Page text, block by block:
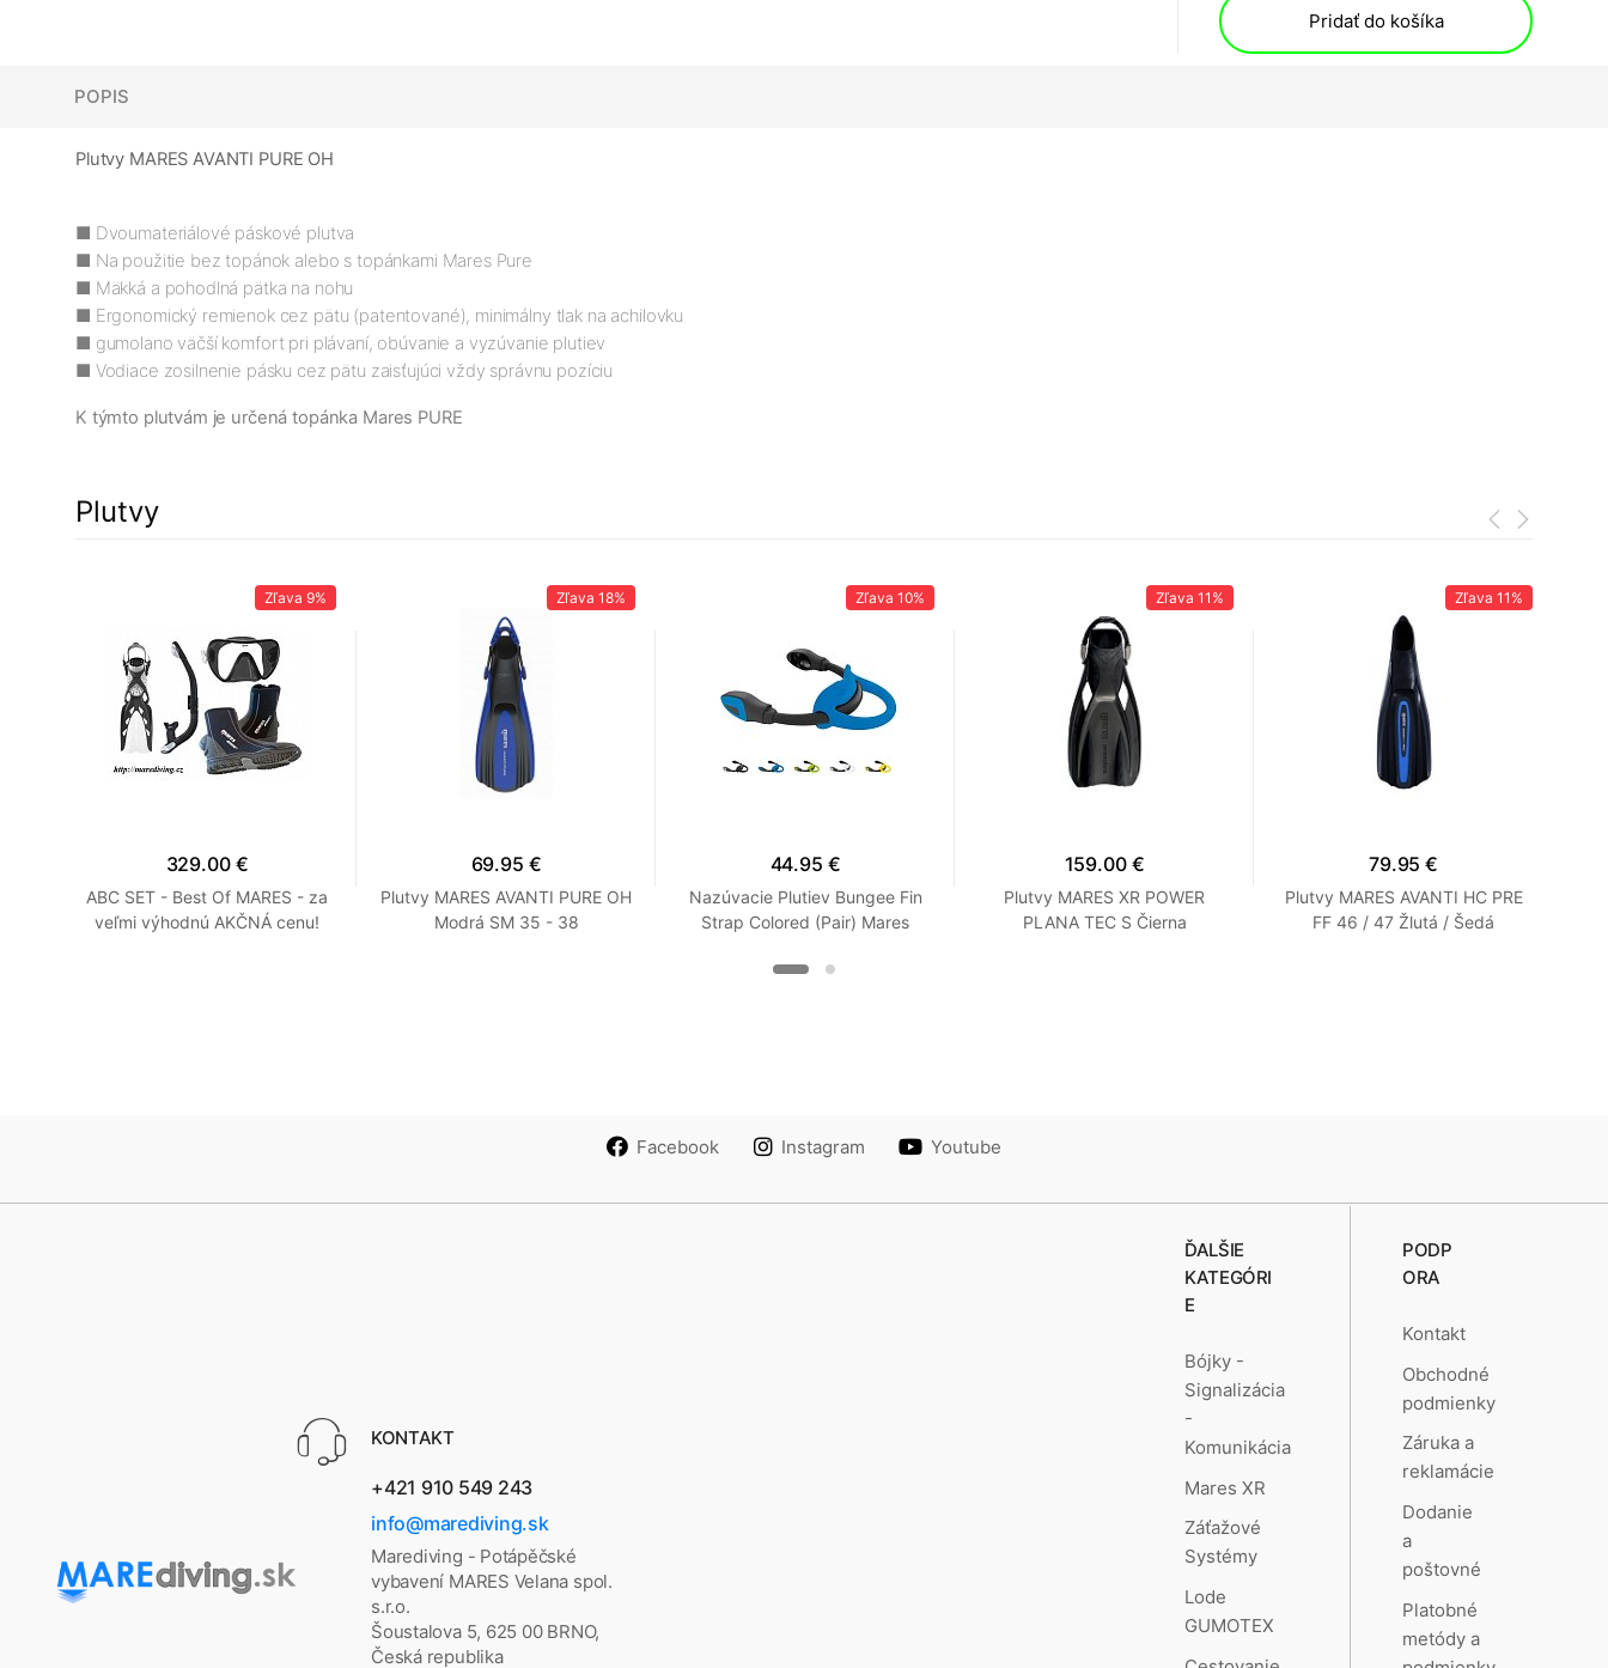
Pridať do košíka
POPIS
Plutvy MARES AVANTI PURE OH
■ Dvoumateriálové páskové plutva
■ Na použitie bez topánok alebo s topánkami Mares Pure
■ Mäkká a pohodlná pätka na nohu
■ Ergonomický remienok cez pätu (patentované), minimálny tlak na achilovku
■ gumolano väčší komfort pri plávaní, obúvanie a vyzúvanie plutiev
■ Vodiace zosilnenie pásku cez pätu zaisťujúci vždy správnu pozíciu
K týmto plutvám je určená topánka Mares PURE
Plutvy
Zľava 9%
329.00 €
ABC SET - Best Of MARES - za
veľmi výhodnú AKČNÁ cenu!
Zľava 18%
69.95 €
Plutvy MARES AVANTI PURE OH
Modrá SM 35 - 38
Zľava 10%
44.95 €
Nazúvacie Plutiev Bungee Fin
Strap Colored (Pair) Mares
Zľava 11%
159.00 €
Plutvy MARES XR POWER
PLANA TEC S Čierna
Zľava 11%
79.95 €
Plutvy MARES AVANTI HC PRE
FF 46 / 47 Žlutá / Šedá
Facebook Instagram Youtube
KONTAKT
+421 910 549 243
info@marediving.sk
Marediving - Potápěčské
vybavení MARES Velana spol.
s.r.o.
Šoustalova 5, 625 00 BRNO,
Česká republika
ĎALŠIE
KATEGÓRI
E
Bójky -
Signalizácia
-
Komunikácia
Mares XR
Záťažové
Systémy
Lode
GUMOTEX
PODP
ORA
Kontakt
Obchodné
podmienky
Záruka a
reklamácie
Dodanie
a
poštovné
Platobné
metódy a